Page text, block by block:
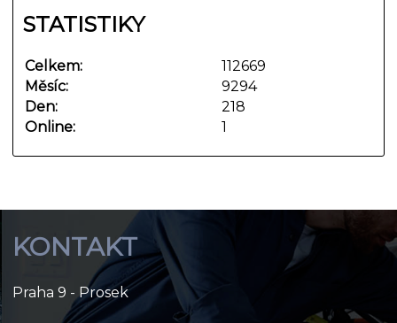
STATISTIKY
Online: 1
Celkem:
112669
Měsíc:
9294
Den:
218
KONTAKT
Praha 9 - Prosek